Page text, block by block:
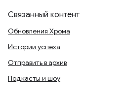
Связанный контент
Обновления Хрома
Истории успеха
Отправить в архив
Подкасты и шоу